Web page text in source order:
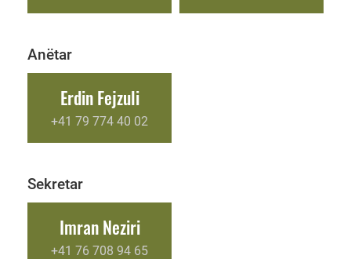
Anëtar
Erdin Fejzuli
+41 79 774 40 02
Sekretar
Imran Neziri
+41 76 708 94 65